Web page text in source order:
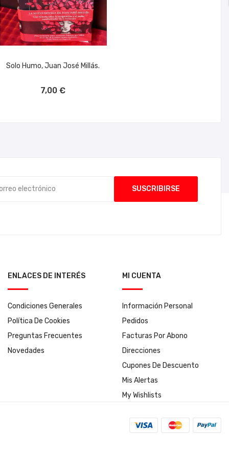
Solo Humo, Juan José Millás.
7,00 €
ENLACES DE INTERÉS
Condiciones Generales
Política De Cookies
Preguntas Frecuentes
Novedades
MI CUENTA
Información Personal
Pedidos
Facturas Por Abono
Direcciones
Cupones De Descuento
Mis Alertas
My Wishlists